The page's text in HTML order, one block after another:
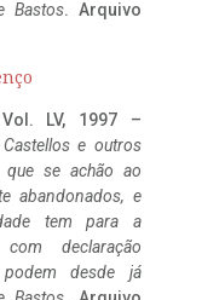
Bastos. Arquivo
LV, 1997 –
e outros
se achão ao
abandonados, e
tem para a
declaração
podem desde já